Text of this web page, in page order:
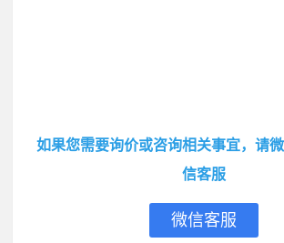
如果您需要询价或咨询相关事宜，请
信客服
微信客服